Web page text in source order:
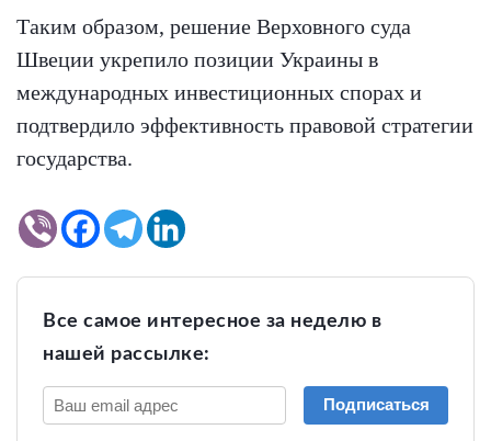
Таким образом, решение Верховного суда
Швеции укрепило позиции Украины в
международных инвестиционных спорах и
подтвердило эффективность правовой стратегии
государства.
Все самое интересное за неделю в
нашей рассылке:
Подписаться